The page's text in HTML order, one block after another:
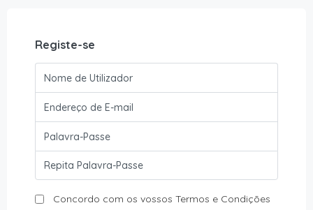
Registe-se